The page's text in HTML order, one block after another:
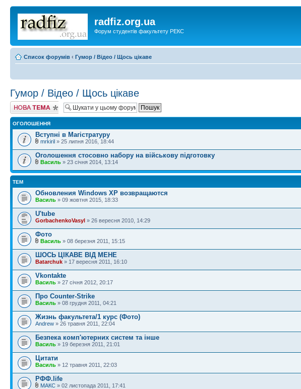
radfiz.org.ua
Форум студентів факультету РЕКС
Список форумів ‹ Гумор / Відео / Щось цікаве
Гумор / Відео / Щось цікаве
Створити нову
тему
ОГОЛОШЕННЯ
Вступні в Магістратуру
mrkiril » 25 липня 2016, 18:44
Оголошення стосовно набору на військову підготовку
Василь » 23 січня 2014, 13:14
ТЕМ
Обновления Windows XP возвращаются
Василь » 09 жовтня 2015, 18:33
U'tube
GorbachenkoVasyl » 26 вересня 2010, 14:29
Фото
Василь » 08 березня 2011, 15:15
ШОСЬ ЦІКАВЕ ВІД МЕНЕ
Batarchuk » 17 вересня 2011, 16:10
Vkontakte
Василь » 27 січня 2012, 20:17
Про Counter-Strike
Василь » 08 грудня 2011, 04:21
Жизнь факультета/1 курс (Фото)
Andrew » 26 травня 2011, 22:04
Безпека комп'ютерних систем та інше
Василь » 19 березня 2011, 21:01
Цитати
Василь » 12 травня 2011, 22:03
РФФ.life
МАКС » 02 листопада 2011, 17:41